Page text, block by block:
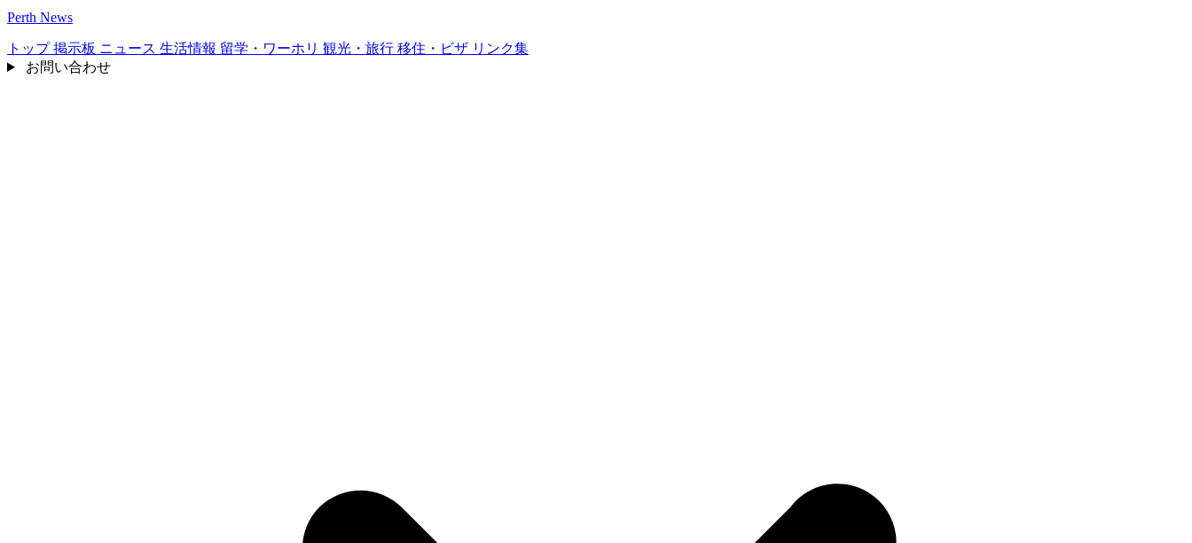
Perth News
トップ掲示板 ニュース 生活情報 留学・ワーホリ 観光・旅行 移住・ビザ リンク集
お問い合わせ